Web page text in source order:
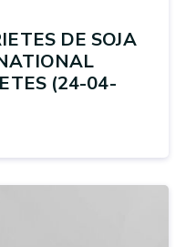
DE SOJA
(24-04-